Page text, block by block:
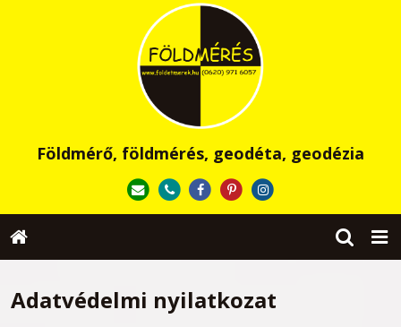
Földmérő, földmérés, geodéta, geodézia
Adatvédelmi nyilatkozat